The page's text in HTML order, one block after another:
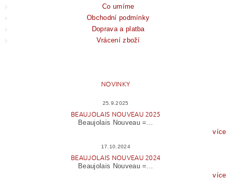
Co umíme
Obchodní podmínky
Doprava a platba
Vrácení zboží
NOVINKY
25.9.2025
BEAUJOLAIS NOUVEAU 2025
Beaujolais Nouveau =...
více
17.10.2024
BEAUJOLAIS NOUVEAU 2024
Beaujolais Nouveau =...
více